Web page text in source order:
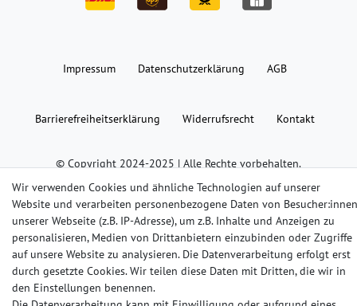
Impressum Daten­schutz­erklärung AGB
Barrierefreiheitserklärung Widerrufs­recht Kontakt
Wir verwenden Cookies und ähnliche Technologien auf unserer
Website und verarbeiten personenbezogene Daten von Besucher:innen
unserer Webseite (z.B. IP-Adresse), um z.B. Inhalte und Anzeigen zu
personalisieren, Medien von Drittanbietern einzubinden oder Zugriffe
auf unsere Website zu analysieren. Die Datenverarbeitung erfolgt erst
durch gesetzte Cookies. Wir teilen diese Daten mit Dritten, die wir in
den Einstellungen benennen.
© Copyright 2024-2025 | Alle Rechte vorbehalten.
Widerrufs­recht Widerrufs­formular Impressum
Daten­schutz­erklärung AGB Kontakt